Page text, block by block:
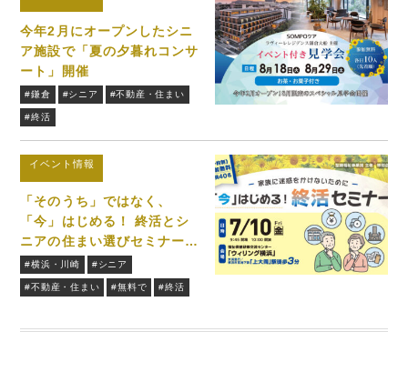
今年2月にオープンしたシニ
ア施設で「夏の夕暮れコンサ
ート」開催
#鎌倉 #シニア #不動産・住まい
#終活
イベント情報
「そのうち」ではなく、
「今」はじめる！ 終活とシ
ニアの住まい選びセミナーを
無料開催7/10(金)
#横浜・川崎 #シニア
#不動産・住まい #無料で #終活